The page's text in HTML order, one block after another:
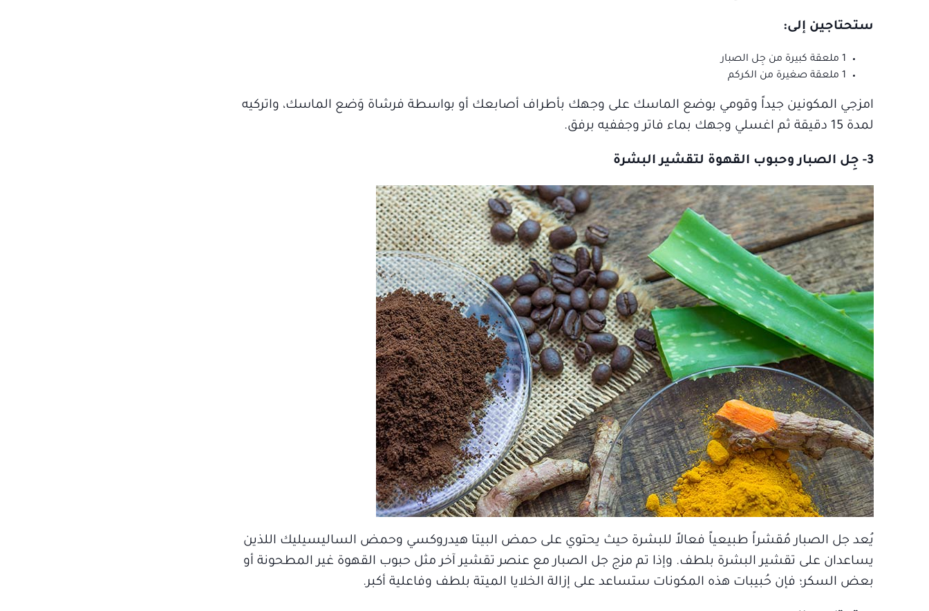
ستحتاجين إلى:
1 ملعقة كبيرة من جِل الصبار
1 ملعقة صغيرة من الكركم
امزجي المكونين جيداً وقومي بوضع الماسك على وجهك بأطراف أصابعك أو بواسطة فرشاة وَضع الماسك، واتركيه
لمدة 15 دقيقة ثم اغسلي وجهك بماء فاتر وجففيه برفق.
3- جِل الصبار وحبوب القهوة لتقشير البشرة
يُعد جل الصبار مُقشراً طبيعياً فعالاً للبشرة حيث يحتوي على حمض البيتا هيدروكسي وحمض الساليسيليك اللذين
يساعدان على تقشير البشرة بلطف. وإذا تم مزج جل الصبار مع عنصر تقشير آخر مثل حبوب القهوة غير المطحونة أو
بعض السكر؛ فإن حُبيبات هذه المكونات ستساعد على إزالة الخلايا الميتة بلطف وفاعلية أكبر.